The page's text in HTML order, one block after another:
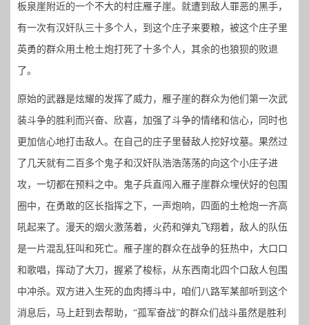
板泉崖附近的一个不大的村庄雁子崖。就遭到敌人罪恶的黑手，
有一次有汉奸队三十多个人，到这个庄子来要粮，被这个庄子里
英勇的群众用土枪土炮打死了十多个人，其余的也狼狈的败退
了。
原始的武器是炫耀的发挥了威力，雁子崖的群众为他们第一次武
装斗争的胜利而兴奋、欣喜，加强了斗争的情绪和信心，同时也
更加信心地打击敌人。在自己的庄子里替敌人挖好坟墓。果然过
了几天就有二百多个鬼子和汉奸队浩浩荡荡的向这个小庄子进
攻，一切都在预料之中。鬼子兵直闯入雁子崖群众埋伏好的包围
圈中，在勇敢的区长指挥之下，一声炮响，四面的土枪炮一齐高
吼起来了。漫天的烟火激荡着，火药和弹丸飞翔着，敌人的队伍
是一片混乱狂叫和死亡。雁子崖的群众在战争的狂热中，大口口
和歌唱，挥动了大刀，握紧了梭标，从东西南北四个口敌人包围
中冲杀。双方进入生死的血肉搏斗中，咱们八路军某部听到这个
消息后，马上赶到去帮助， “孤军奋战”的群众们战斗虽然是胜利